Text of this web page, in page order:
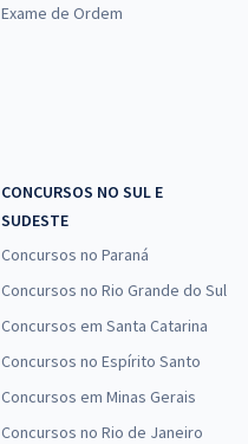
Exame de Ordem
CONCURSOS NO SUL E
SUDESTE
Concursos no Paraná
Concursos no Rio Grande do Sul
Concursos em Santa Catarina
Concursos no Espírito Santo
Concursos em Minas Gerais
Concursos no Rio de Janeiro